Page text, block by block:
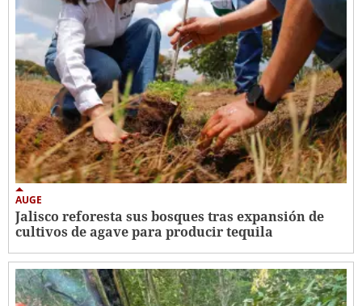
AUGE
Jalisco reforesta sus bosques tras expansión de
cultivos de agave para producir tequila